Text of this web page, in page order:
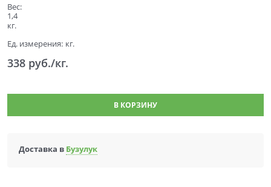
Вес:
1,4
кг.
Ед. измерения: кг.
338 руб./кг.
В КОРЗИНУ
Доставка в Бузулук